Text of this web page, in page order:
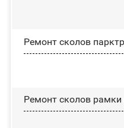
Ремонт сколов
Ремонт сколов